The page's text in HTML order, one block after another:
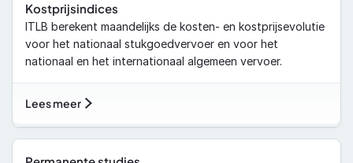
Kostprijsindices
ITLB berekent maandelijks de kosten- en kostprijsevolutie
voor het nationaal stukgoedvervoer en voor het
nationaal en het internationaal algemeen vervoer.
Lees meer